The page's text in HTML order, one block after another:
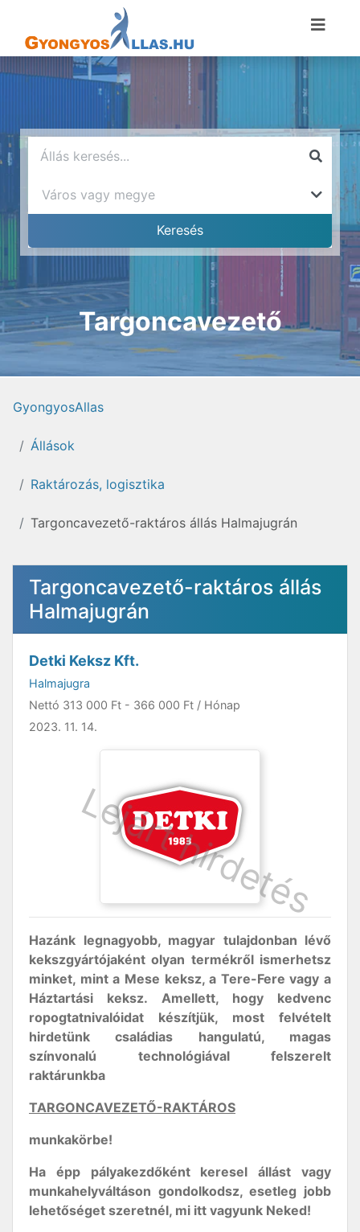
Targoncavezető
GyongyosAllas
Állások
Raktározás, logisztika
Targoncavezető-raktáros állás Halmajugrán
Targoncavezető-raktáros állás
Halmajugrán
Detki Keksz Kft.
Halmajugra
Nettó 313 000 Ft - 366 000 Ft / Hónap
2023. 11. 14.
Hazánk legnagyobb, magyar tulajdonban lévő
kekszgyártójaként olyan termékről ismerhetsz
minket, mint a Mese keksz, a Tere-Fere vagy a
Háztartási keksz. Amellett, hogy kedvenc
ropogtatnivalóidat készítjük, most felvételt
hirdetünk családias hangulatú, magas
színvonalú technológiával felszerelt
raktárunkba
TARGONCAVEZETŐ-RAKTÁROS
munkakörbe!
Ha épp pályakezdőként keresel állást vagy
munkahelyváltáson gondolkodsz, esetleg jobb
lehetőséget szeretnél, mi itt vagyunk Neked!